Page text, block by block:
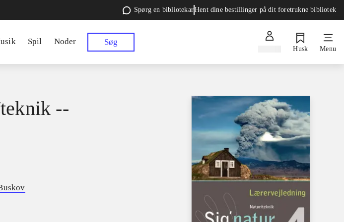
Spørg en bibliotekarHent dine bestillinger på dit foretrukne bibliotek
Spil Noder Søg
Husk Menu
--